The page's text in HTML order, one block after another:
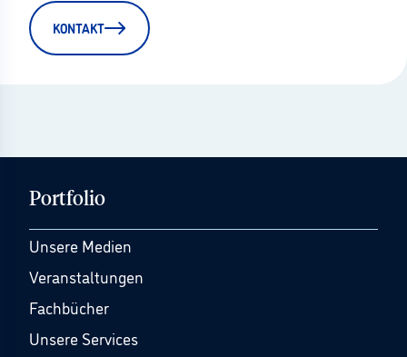
KONTAKT
Portfolio
Unsere Medien
Veranstaltungen
Fachbücher
Unsere Services